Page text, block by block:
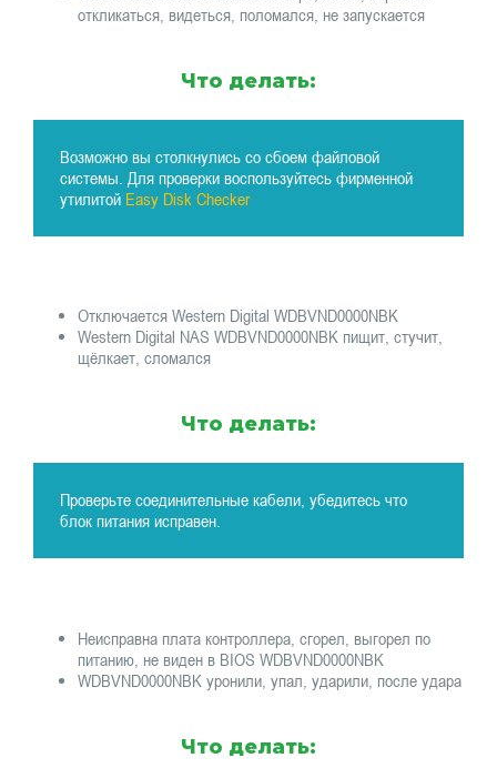
откликаться, видеться, поломался, не запускается
Что делать:
Возможно вы столкнулись со сбоем файловой
системы. Для проверки воспользуйтесь фирменной
утилитой Easy Disk Checker
Отключается Western Digital WDBVND0000NBK
Western Digital NAS WDBVND0000NBK пищит, стучит,
щёлкает, сломался
Что делать:
Проверьте соединительные кабели, убедитесь что
блок питания исправен.
Неисправна плата контроллера, сгорел, выгорел по
питанию, не виден в BIOS WDBVND0000NBK
WDBVND0000NBK уронили, упал, ударили, после удара
Что делать: